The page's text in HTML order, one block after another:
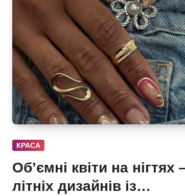
КРАСА
Об’ємні квіти на нігтях
літніх дизайнів із